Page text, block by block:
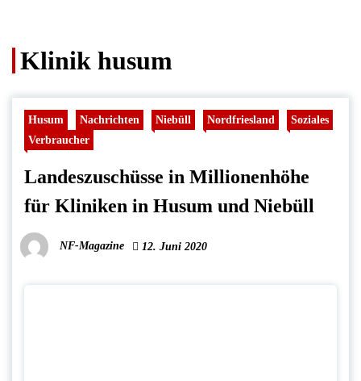
Klinik husum
Husum Nachrichten Niebüll Nordfriesland
Soziales
Verbraucher
Landeszuschüsse in Millionenhöhe
für Kliniken in Husum und Niebüll
NF-Magazine 12. Juni 2020